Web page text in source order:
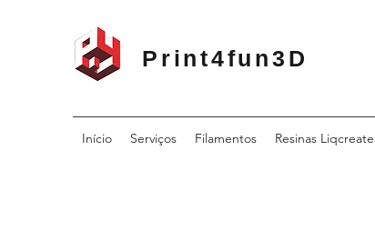
Print4fun3D
Início Serviços Filamentos Resinas Liqcreate